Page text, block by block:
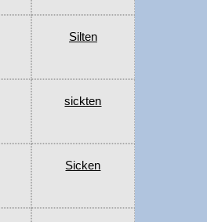
Silten
sickten
Sicken